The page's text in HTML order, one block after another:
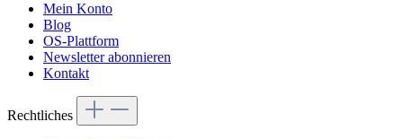
Mein Konto
Blog
OS-Plattform
Newsletter abonnieren
Kontakt
Rechtliches